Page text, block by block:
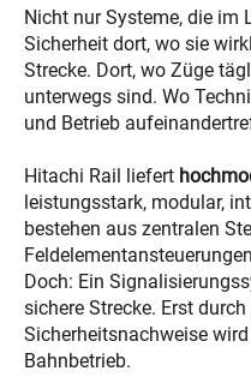
Nicht nur Systeme, die im
Sicherheit dort, wo sie
Strecke. Dort, wo Züge
unterwegs sind. Wo
und Betrieb
Hitachi Rail liefert
leistungsstark, modular,
bestehen aus zentralen
Doch: Ein
sichere Strecke. Erst
Sicherheitsnachweise
Bahnbetrieb.